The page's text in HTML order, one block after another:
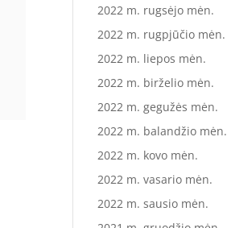
2022 m. rugsėjo mėn.
2022 m. rugpjūčio mėn.
2022 m. liepos mėn.
2022 m. birželio mėn.
2022 m. gegužės mėn.
2022 m. balandžio mėn.
2022 m. kovo mėn.
2022 m. vasario mėn.
2022 m. sausio mėn.